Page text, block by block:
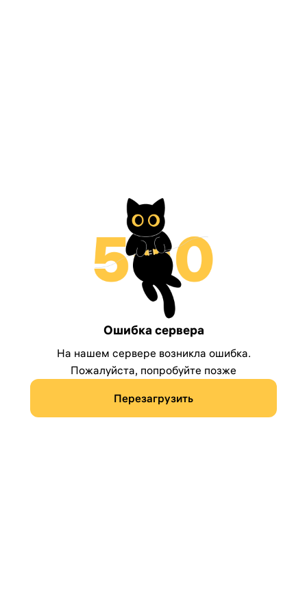
Ошибка сервера
На нашем сервере возникла ошибка.
Пожалуйста, попробуйте позже
Перезагрузить